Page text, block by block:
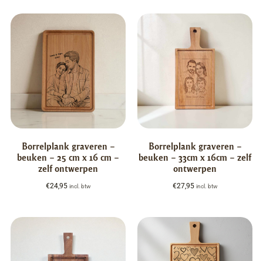
Borrelplank graveren –
beuken – 25 cm x 16 cm –
zelf ontwerpen
€24,95 incl. btw
Borrelplank graveren –
beuken – 33cm x 16cm – zelf
ontwerpen
€27,95 incl. btw